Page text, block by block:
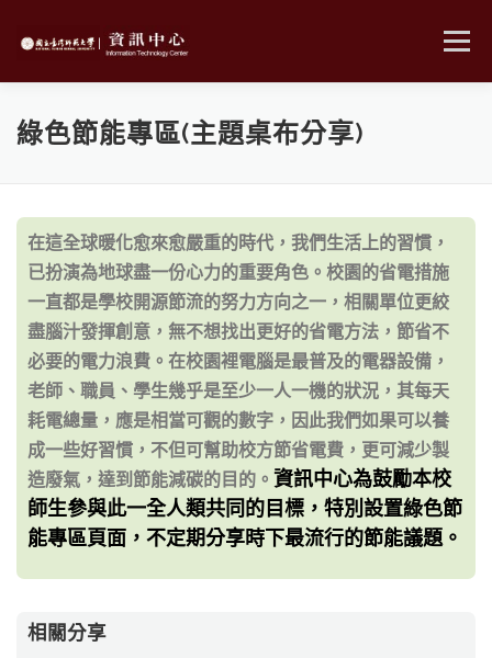
選單
綠色節能專區(主題桌布分享)
在這全球暖化愈來愈嚴重的時代，我們生活上的習慣，
已扮演為地球盡一份心力的重要角色。校園的省電措施
一直都是學校開源節流的努力方向之一，相關單位更絞
盡腦汁發揮創意，無不想找出更好的省電方法，節省不
必要的電力浪費。在校園裡電腦是最普及的電器設備，
老師、職員、學生幾乎是至少一人一機的狀況，其每天
耗電總量，應是相當可觀的數字，因此我們如果可以養
成一些好習慣，不但可幫助校方節省電費，更可減少製
造廢氣，達到節能減碳的目的。 資訊中心為鼓勵本校
師生參與此一全人類共同的目標，特別設置綠色節
能專區頁面，不定期分享時下最流行的節能議題。
相關分享